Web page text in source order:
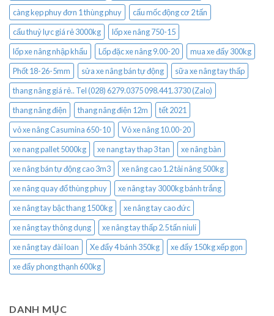
càng kẹp phuy đơn 1 thùng phuy
cẩu mốc động cơ 2 tấn
cẩu thuỷ lực giá rẻ 3000kg
lốp xe nâng 750-15
lốp xe nâng nhập khẩu
Lốp đặc xe nâng 9.00-20
mua xe đẩy 300kg
Phốt 18-26-5mm
sửa xe nâng bán tự động
sữa xe nâng tay thấp
thang nâng giá rẻ.. Tel (028) 6279.0375 098.441.3730 (Zalo)
thang nâng điện
thang nâng điện 12m
tết 2021
vỏ xe nâng Casumina 650-10
Vỏ xe nâng 10.00-20
xe nang pallet 5000kg
xe nang tay thap 3 tan
xe nâng bàn
xe nâng bán tự động cao 3m3
xe nâng cao 1.2 tải nâng 500kg
xe nâng quay đổ thùng phuy
xe nâng tay 3000kg bánh trắng
xe nâng tay bậc thang 1500kg
xe nâng tay cao đức
xe nâng tay thông dụng
xe nâng tay thấp 2.5 tấn niuli
xe nâng tay đài loan
Xe đẩy 4 bánh 350kg
xe đẩy 150kg xếp gọn
xe đẩy phong thạnh 600kg
DANH MỤC